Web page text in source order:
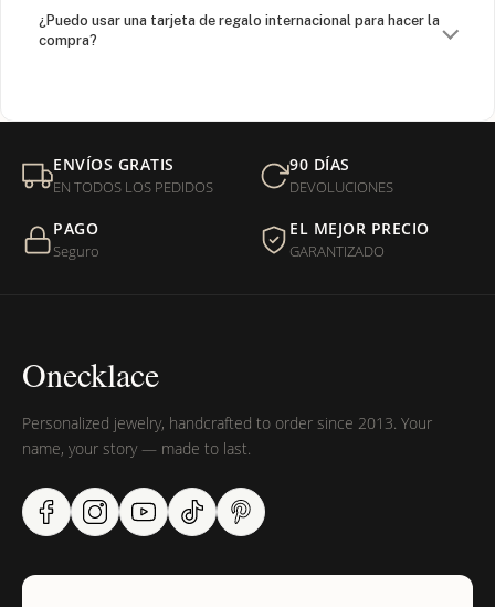
¿Puedo usar una tarjeta de regalo internacional para hacer la
compra?
Mi orden fue devuelta por USPS, ¿qué hago para que sea
entregada?
¿Sus productos son libres de níquel?
ENVÍOS GRATIS
EN TODOS LOS PEDIDOS
90 DÍAS
DEVOLUCIONES
PAGO
Seguro
EL MEJOR PRECIO
GARANTIZADO
Onecklace
Personalized jewelry, handcrafted to order since 2013. Your
name, your story — made to last.